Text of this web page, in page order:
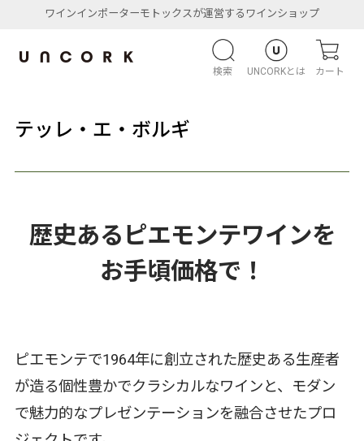
ワインインポーターモトックスが運営するワインショップ
検索 UNCORKとは カート
テッレ・エ・ボルギ
歴史あるピエモンテワインを
お手頃価格で！
ピエモンテで1964年に創立された歴史ある生産者
が造る個性豊かでクラシカルなワインと、モダン
で魅力的なプレゼンテーションを融合させたプロ